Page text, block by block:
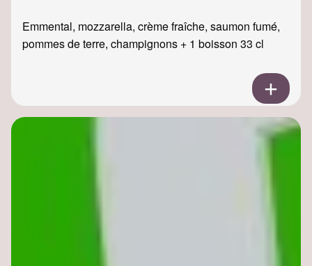
Emmental, mozzarella, crème fraîche, saumon fumé,
pommes de terre, champignons + 1 boisson 33 cl